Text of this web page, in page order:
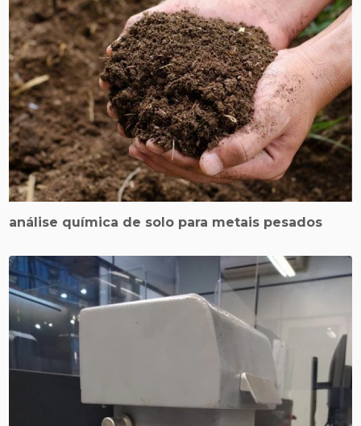
análise química de solo para metais pesados